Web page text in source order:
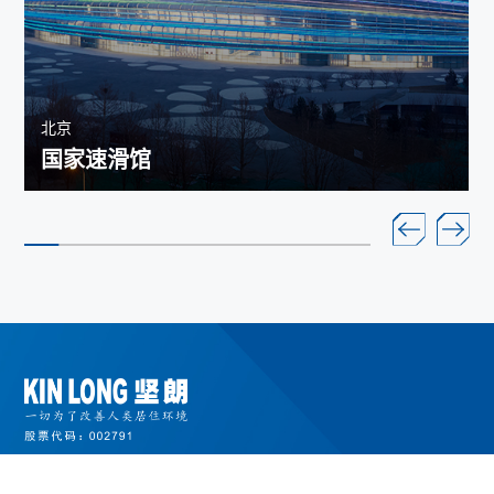
北京
国家速滑馆